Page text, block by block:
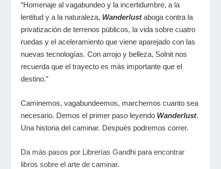
“Homenaje al vagabundeo y la incertidumbre, a la
lentitud y a la naturaleza, Wanderlustaboga contra la
privatización de terrenos públicos, la vida sobre cuatro
ruedas y el aceleramiento que viene aparejado con las
nuevas tecnologías. Con arrojo y belleza, Solnit nos
recuerda que el trayecto es más importante que el
destino.”
Caminemos, vagabundeemos, marchemos cuanto sea
necesario. Demos el primer paso leyendo Wanderlust.
Una historia del caminar. Después podremos correr.
Da más pasos por Librerías Gandhi para encontrar
libros sobre el arte de caminar.